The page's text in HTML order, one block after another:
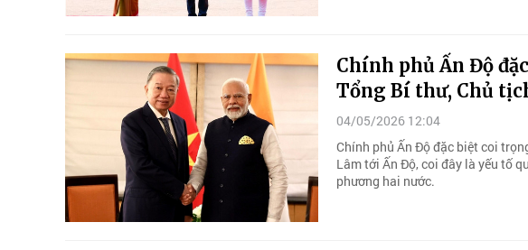
Chính phủ Ấn Độ
Tổng Bí thư, Chủ
04/05/2026 12:04
Chính phủ Ấn Độ đặc biệt coi
Lâm tới Ấn Độ, coi đây là yếu tố
phương hai nước.